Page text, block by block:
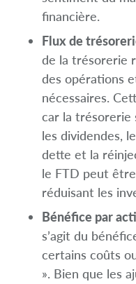
financière.
Flux de
de la trésorerie
des opérations
nécessaires.
car la trésorerie
les dividendes,
dette et la
le FTD peut
réduisant les
Bénéfice par
s’agit du
certains coûts
». Bien que les